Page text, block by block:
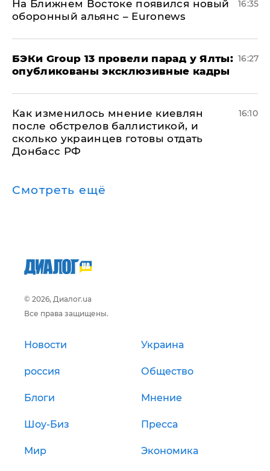
На Ближнем Востоке появился новый
оборонный альянс – Euronews
16:35
​БЭКи Group 13 провели парад у Ялты:
опубликованы эксклюзивные кадры
16:27
Как изменилось мнение киевлян
после обстрелов баллистикой, и
сколько украинцев готовы отдать
Донбасс РФ
16:10
Смотреть ещё
© 2026, Диалог.ua
Все права защищены.
Новости Украина
россия Общество
Блоги Мнение
Шоу-Биз Пресса
Мир Экономика